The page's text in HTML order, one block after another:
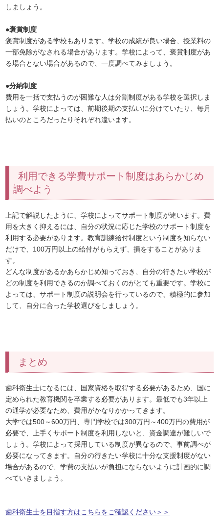
しましょう。
●褒賞制度
褒賞制度がある学校もあります。学校の成績が良い場合、授業料の
一部免除がなされる場合があります。学校によって、褒賞制度があ
る場合とない場合があるので、一度調べてみましょう。
●分納制度
費用を一括で支払うのが困難な人は分割制度がある学校を選択しま
しょう。学校によっては、前期後期の支払いに分けていたり、毎月
払いのところだったりそれぞれ違います。
利用できる学費サポート制度はあらかじめ
調べよう
上記で解説したように、学校によってサポート制度が違います。費
用を大きく抑えるには、自分の状況に応じた学校のサポート制度を
利用する必要があります。教育訓練給付制度という制度を知らない
だけで、100万円以上の給付がもらえず、損をすることがありま
す。
どんな制度があるかあらかじめ知っておき、自分の行きたい学校が
どの制度を利用できるのか調べておくのがとても重要です。学校に
よっては、サポート制度の説明会を行っているので、積極的に参加
して、自分に合った学校選びをしましょう。
まとめ
歯科衛生士になるには、国家資格を取得する必要があるため、国に
定められた教育機関を卒業する必要があります。最低でも3年以上
の通学が必要なため、費用がかなりかかってきます。
大学では500～600万円、専門学校では300万円～400万円の費用が
必要で、上手くサポート制度を利用しないと、資金調達が難しいで
しょう。学校によって採用している制度が異なるので、事前調べが
必要になってきます。自分の行きたい学校に十分な支援制度がない
場合があるので、学費の支払いが負担にならないように計画的に調
べていきましょう。
歯科衛生士を目指す方はこちらをご確認ください＞＞